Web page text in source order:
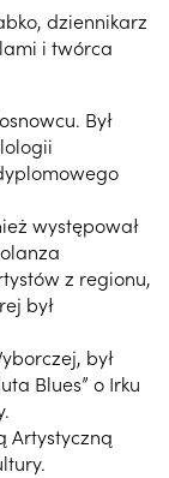
dziennikarz
i twórca
Był
występował
z regionu,
był
był
Blues” o Irku
Artystyczną